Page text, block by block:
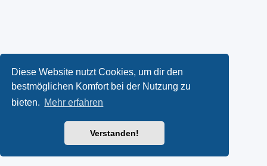
Diese Website nutzt Cookies, um dir den
bestmöglichen Komfort bei der Nutzung zu
bieten. Mehr erfahren
Verstanden!